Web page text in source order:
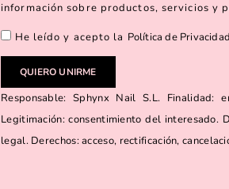
información sobre productos, servicios y
He leído y acepto la Política de
QUIERO UNIRME
Responsable: Sphynx Nail S.L. Finalidad:
Legitimación: consentimiento del interesado.
legal. Derechos: acceso, rectificación,